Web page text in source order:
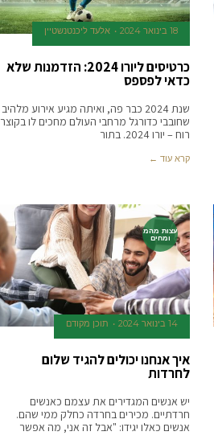
18 בינואר 2024 אלעד ליכנטנשטיין
כרטיסים ליורו 2024: הזדמנות שלא
כדאי לפספס
שנת 2024 כבר פה, ואיתה מגיע אירוע מלהיב
שחובבי כדורגל מרחבי העולם מחכים לו בקוצר
רוח – יורו 2024. בתור
קרא עוד ←
עצות מהמ
ומחים
14 בינואר 2024 תוכן מקודם
איך אנחנו יכולים להגיד שלום
לחרדות
יש אנשים המגדירים את עצמם כאנשים
חרדתיים. מכירים בחרדה כחלק ממי שהם.
אנשים כאלו יגידו: "אבל זה אני, מה אפשר